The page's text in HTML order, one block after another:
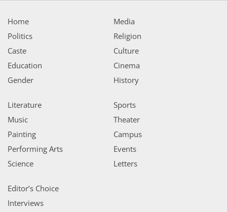
Home
Politics
Caste
Education
Gender
Media
Religion
Culture
Cinema
History
Literature
Music
Painting
Performing Arts
Science
Sports
Theater
Campus
Events
Letters
Editor’s Choice
Interviews